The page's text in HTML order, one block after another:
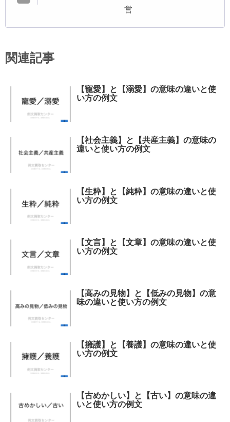
営
関連記事
【寵愛】と【溺愛】の意味の違いと使
い方の例文
【社会主義】と【共産主義】の意味の
違いと使い方の例文
【生粋】と【純粋】の意味の違いと使
い方の例文
【文言】と【文章】の意味の違いと使
い方の例文
【高みの見物】と【低みの見物】の意
味の違いと使い方の例文
【擁護】と【養護】の意味の違いと使
い方の例文
【古めかしい】と【古い】の意味の違
いと使い方の例文